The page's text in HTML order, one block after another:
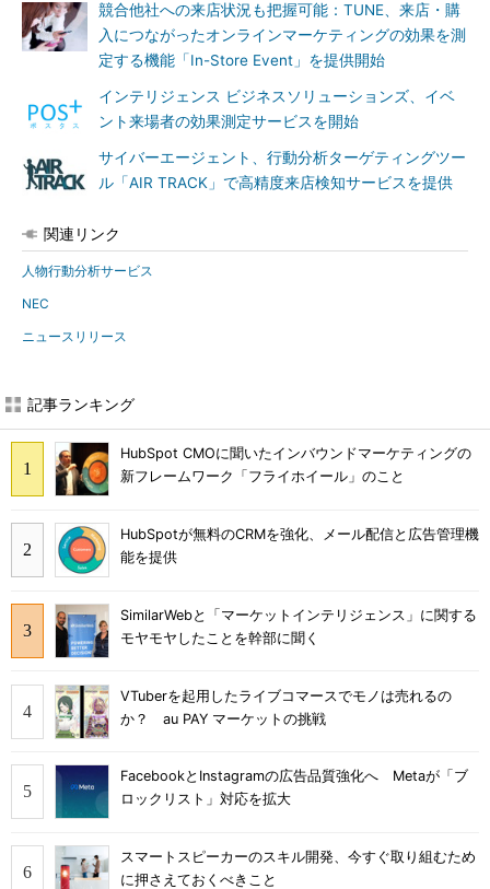
競合他社への来店状況も把握可能：TUNE、来店・購
入につながったオンラインマーケティングの効果を測
定する機能「In-Store Event」を提供開始
インテリジェンス ビジネスソリューションズ、イベ
ント来場者の効果測定サービスを開始
サイバーエージェント、行動分析ターゲティングツー
ル「AIR TRACK」で高精度来店検知サービスを提供
関連リンク
人物行動分析サービス
NEC
ニュースリリース
記事ランキング
HubSpot CMOに聞いたインバウンドマーケティングの
新フレームワーク「フライホイール」のこと
HubSpotが無料のCRMを強化、メール配信と広告管理機
能を提供
SimilarWebと「マーケットインテリジェンス」に関する
モヤモヤしたことを幹部に聞く
VTuberを起用したライブコマースでモノは売れるの
か？ au PAY マーケットの挑戦
FacebookとInstagramの広告品質強化へ Metaが「ブ
ロックリスト」対応を拡大
スマートスピーカーのスキル開発、今すぐ取り組むため
に押さえておくべきこと